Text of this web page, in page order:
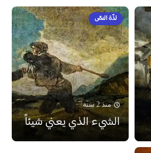
لذّة النصّ
منذ 2 سنة
الشيء الذي يعني شيئاً